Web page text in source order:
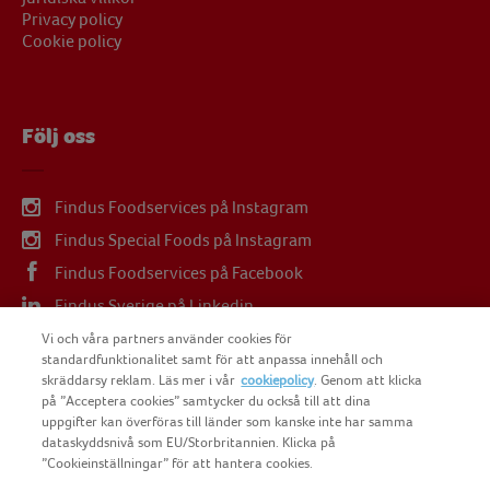
Privacy policy
Cookie policy
Följ oss
Findus Foodservices på Instagram
Findus Special Foods på Instagram
Findus Foodservices på Facebook
Findus Sverige på Linkedin
Findus Sverige på Youtube
COPYRIGHT FINDUS SVERIGE AB 2025
Vi och våra partners använder cookies för
standardfunktionalitet samt för att anpassa innehåll och
skräddarsy reklam. Läs mer i vår cookiepolicy. Genom att klicka
på ”Acceptera cookies” samtycker du också till att dina
uppgifter kan överföras till länder som kanske inte har samma
dataskyddsnivå som EU/Storbritannien. Klicka på
”Cookieinställningar” för att hantera cookies.